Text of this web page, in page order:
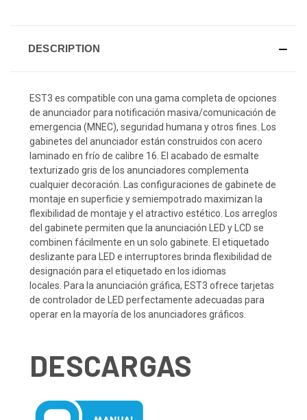
DESCRIPTION
EST3 es compatible con una gama completa de opciones
de anunciador para notificación masiva/comunicación de
emergencia (MNEC), seguridad humana y otros fines.
Los
gabinetes del anunciador están construidos con acero
laminado en frío de calibre 16. El acabado de esmalte
texturizado gris de los anunciadores complementa
cualquier decoración.
Las configuraciones de gabinete de
montaje en superficie y semiempotrado maximizan la
flexibilidad de montaje y el atractivo estético.
Los arreglos
del gabinete permiten que la anunciación LED y LCD se
combinen fácilmente en un solo gabinete. El etiquetado
deslizante para LED e interruptores brinda flexibilidad de
designación para el etiquetado en los idiomas
locales. Para la anunciación gráfica, EST3 ofrece tarjetas
de controlador de LED perfectamente adecuadas para
operar en la mayoría de los anunciadores gráficos.
DESCARGAS